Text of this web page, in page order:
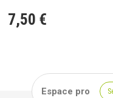
7,50 €
Espace pro